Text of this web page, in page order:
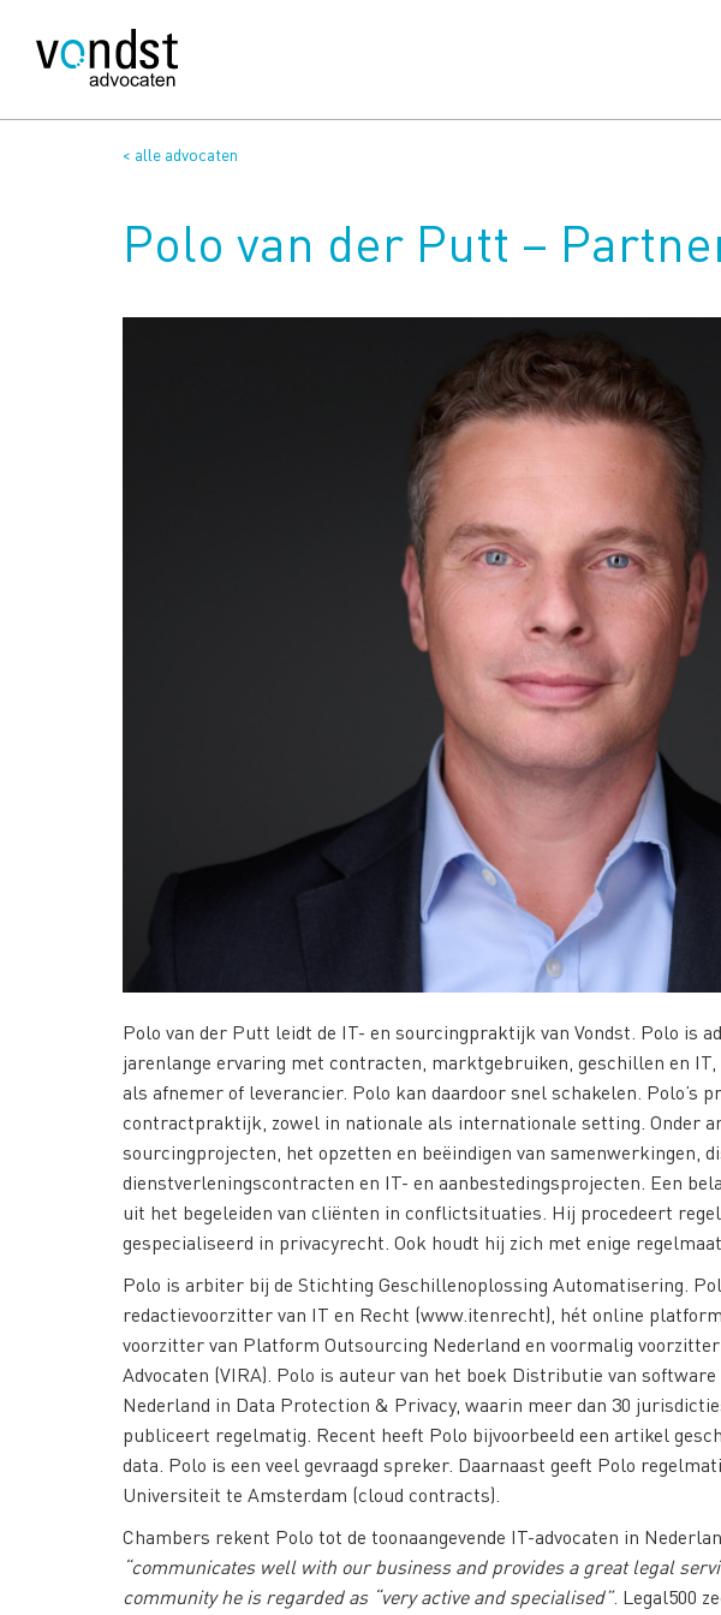
< alle advocaten
Polo van der Putt –
Polo van der Putt leidt de IT- en sourcingpraktijk van Vondst. Polo is
jarenlange ervaring met contracten, marktgebruiken, geschillen en
als afnemer of leverancier. Polo kan daardoor snel schakelen. Polo’s
contractpraktijk, zowel in nationale als internationale setting. Onder
sourcingprojecten, het opzetten en beëindigen van samenwerkingen,
dienstverleningscontracten en IT- en aanbestedingsprojecten. Een
uit het begeleiden van cliënten in conflictsituaties. Hij procedeert
gespecialiseerd in privacyrecht. Ook houdt hij zich met enige
Polo is arbiter bij de Stichting Geschillenoplossing Automatisering.
redactievoorzitter van IT en Recht (www.itenrecht), hét online
voorzitter van Platform Outsourcing Nederland en voormalig
Advocaten (VIRA). Polo is auteur van het boek Distributie van
Nederland in Data Protection & Privacy, waarin meer dan 30
publiceert regelmatig. Recent heeft Polo bijvoorbeeld een artikel
data. Polo is een veel gevraagd spreker. Daarnaast geeft Polo
Universiteit te Amsterdam (cloud contracts).
Chambers rekent Polo tot de toonaangevende IT-advocaten in
“communicates well with our business and provides a great legal
community he is regarded as “very active and specialised”. Legal500